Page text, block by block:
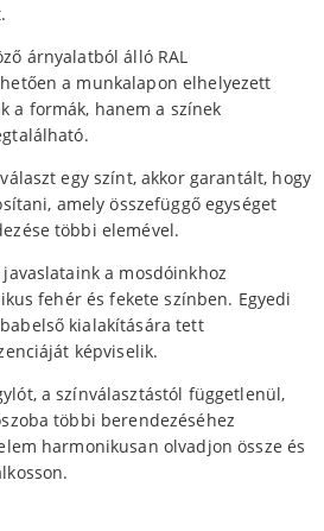
árnyalatból álló RAL
a munkalapon elhelyezett
a formák, hanem a színek
egy színt, akkor garantált, hogy
amely összefüggő egységet
többi elemével.
a mosdóinkhoz
fehér és fekete színben. Egyedi
kialakítására tett
képviselik.
a színválasztástól függetlenül,
többi berendezéséhez
harmonikusan olvadjon össze és